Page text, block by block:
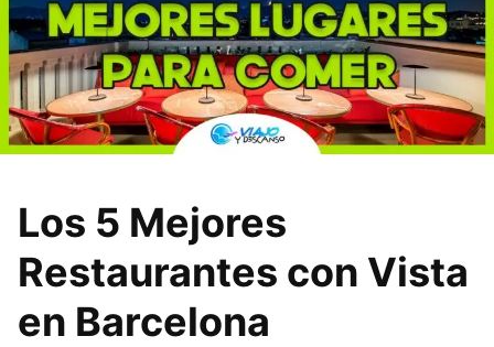
Los 5 Mejores
Restaurantes con Vista
en Barcelona